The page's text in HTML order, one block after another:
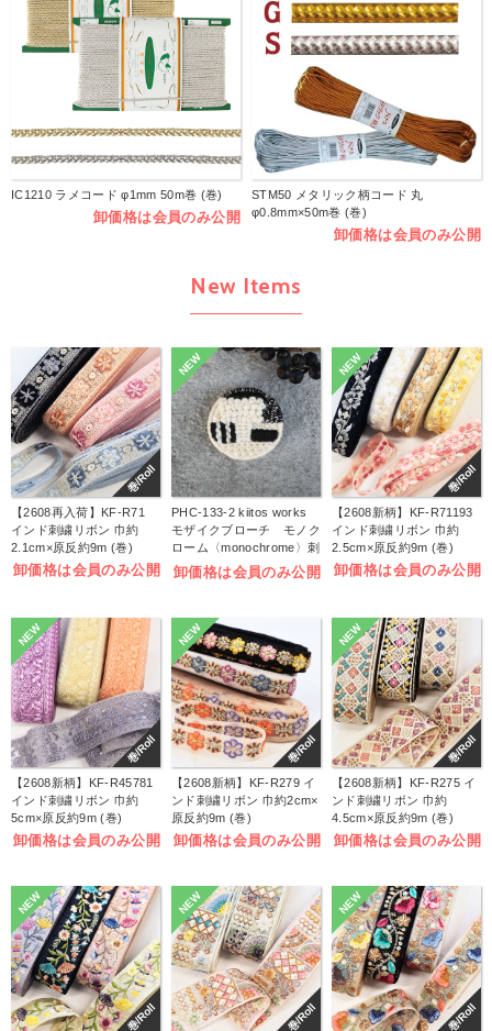
IC1210 ラメコード φ1mm 50m巻 (巻)
卸価格は会員のみ公開
STM50 メタリック柄コード 丸
φ0.8mm×50m巻 (巻)
卸価格は会員のみ公開
New Items
巻/Roll
【2608再入荷】KF-R71
インド刺繍リボン 巾約
2.1cm×原反約9m (巻)
卸価格は会員のみ公開
NEW
PHC-133-2 kiitos works
モザイクブローチ モノク
ローム〈monochrome〉刺
しゅうキット (袋)
卸価格は会員のみ公開
巻/Roll
NEW
【2608新柄】KF-R71193
インド刺繍リボン 巾約
2.5cm×原反約9m (巻)
卸価格は会員のみ公開
NEW
巻/Roll
【2608新柄】KF-R45781
インド刺繍リボン 巾約
5cm×原反約9m (巻)
卸価格は会員のみ公開
巻/Roll
NEW
【2608新柄】KF-R279 イ
ンド刺繍リボン 巾約2cm×
原反約9m (巻)
卸価格は会員のみ公開
巻/Roll
NEW
【2608新柄】KF-R275 イ
ンド刺繍リボン 巾約
4.5cm×原反約9m (巻)
卸価格は会員のみ公開
NEW
巻/Roll
NEW
巻/Roll
NEW
巻/Roll